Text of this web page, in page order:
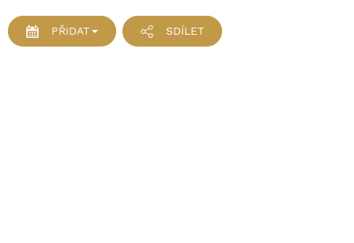
PŘIDAT SDÍLET